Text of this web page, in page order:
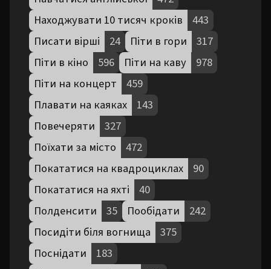
Находжувати 10 тисяч кроків
443
Писати вірші
24 Піти в гори
317
Піти в кіно
596 Піти на каву
978
Піти на концерт
459
Плавати на каяках
143
Повечеряти
327
Поїхати за місто
472
Покататися на квадроциклах
90
Покататися на яхті
40
Полденсити
35 Пообідати
242
Посидіти біля вогнища
375
Поснідати
183